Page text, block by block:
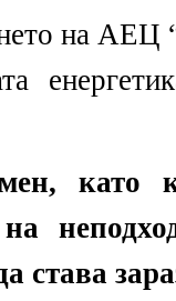
на АЕЦ
като
на
става